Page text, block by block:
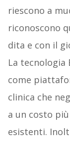
riescono a
riconoscono
dita e con il
La tecnologia
come
clinica che
a un costo
esistenti.